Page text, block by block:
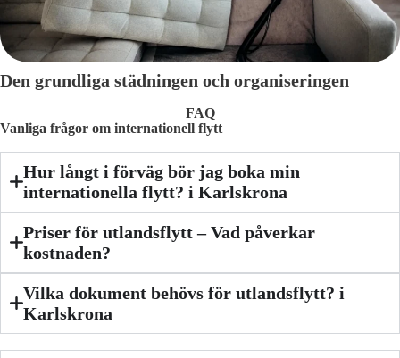
Den grundliga städningen och organiseringen
FAQ
Vanliga frågor om internationell flytt
Hur långt i förväg bör jag boka min
internationella flytt? i Karlskrona
Priser för utlandsflytt – Vad påverkar
kostnaden?
Vilka dokument behövs för utlandsflytt? i
Karlskrona